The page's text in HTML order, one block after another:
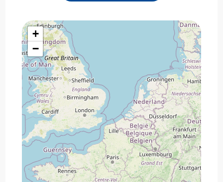
+
−